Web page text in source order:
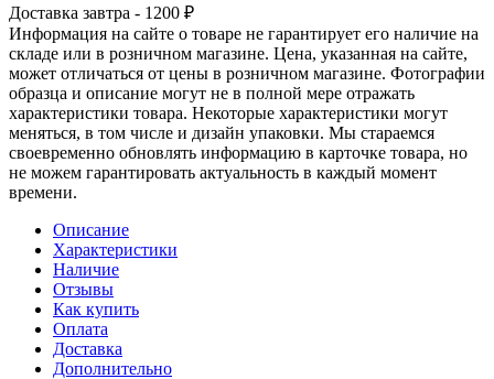
Доставка завтра - 1200 ₽
Информация на сайте о товаре не гарантирует его наличие на
складе или в розничном магазине. Цена, указанная на сайте,
может отличаться от цены в розничном магазине. Фотографии
образца и описание могут не в полной мере отражать
характеристики товара. Некоторые характеристики могут
меняться, в том числе и дизайн упаковки. Мы стараемся
своевременно обновлять информацию в карточке товара, но
не можем гарантировать актуальность в каждый момент
времени.
Описание
Характеристики
Наличие
Отзывы
Как купить
Оплата
Доставка
Дополнительно